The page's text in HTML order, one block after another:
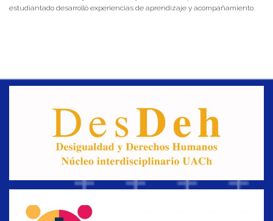
estudiantado desarrolló experiencias de aprendizaje y acompañamiento.